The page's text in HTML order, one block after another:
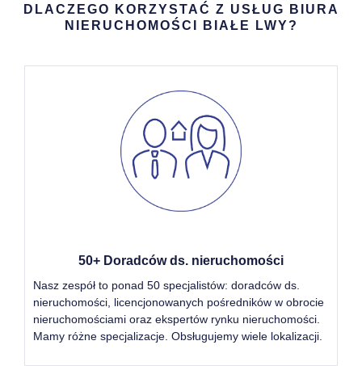
DLACZEGO KORZYSTAĆ Z USŁUG BIURA
NIERUCHOMOŚCI BIAŁE LWY?
50+ Doradców ds. nieruchomości
Nasz zespół to ponad 50 specjalistów: doradców ds.
nieruchomości, licencjonowanych pośredników w obrocie
nieruchomościami oraz ekspertów rynku nieruchomości.
Mamy różne specjalizacje. Obsługujemy wiele lokalizacji.